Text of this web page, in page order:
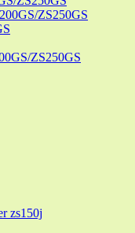
ZS250GS
ZS250GS
zs150j